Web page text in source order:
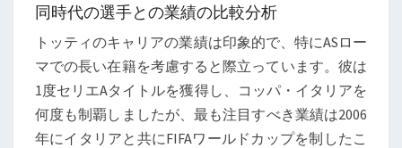
同時代の選手との業績の比較分析
トッティのキャリアの業績は印象的で、特にASロー
マでの長い在籍を考慮すると際立っています。彼は
1度セリエAタイトルを獲得し、コッパ・イタリアを
何度も制覇しましたが、最も注目すべき業績は2006
年にイタリアと共にFIFAワールドカップを制したこ